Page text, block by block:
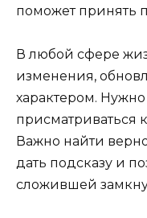
поможет принять
В любой сфере
изменения,
характером.
присматриваться
Важно найти
дать подсказу и
сложившей